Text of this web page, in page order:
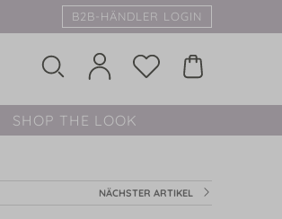
B2B-HÄNDLER LOGIN
SHOP THE LOOK
NÄCHSTER ARTIKEL